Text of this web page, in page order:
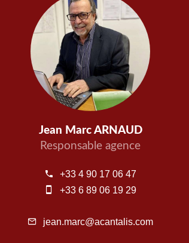
Jean Marc ARNAUD
Responsable agence
+33 4 90 17 06 47
+33 6 89 06 19 29
jean.marc@acantalis.com